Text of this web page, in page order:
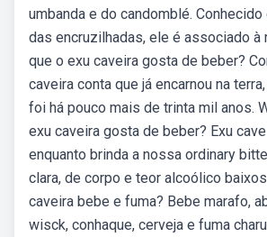
umbanda e do candomblé.
das encruzilhadas, ele é associado à
que o exu caveira gosta de beber?
caveira conta que já encarnou na
foi há pouco mais de trinta mil anos.
exu caveira gosta de beber? Exu
enquanto brinda a nossa ordinary
clara, de corpo e teor alcoólico
caveira bebe e fuma? Bebe marafo,
wisck, conhaque, cerveja e fuma